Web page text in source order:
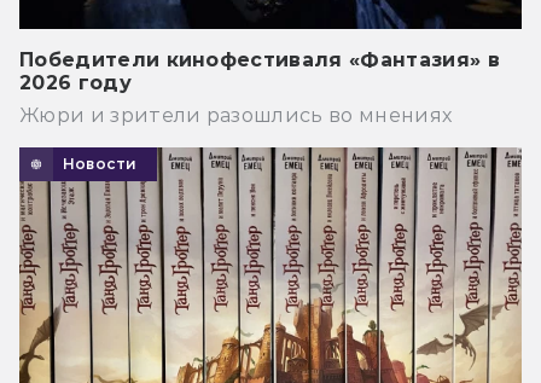
Победители кинофестиваля «Фантазия» в
2026 году
Жюри и зрители разошлись во мнениях
Новости